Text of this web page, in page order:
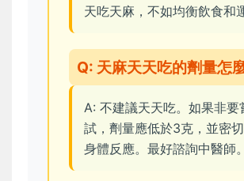
天吃天麻，不如均衡飲食和
Q: 天麻天天吃的劑量怎
A: 不建議天天吃。如果非要
試，劑量應低於3克，並密
身體反應。最好諮詢中醫師。